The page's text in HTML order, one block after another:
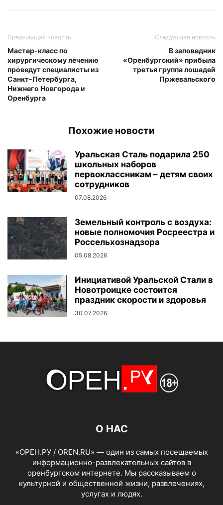
Предыдущая новость
Мастер-класс по
хирургическому лечению
проведут специалисты из
Санкт-Петербурга,
Нижнего Новгорода и
Оренбурга
Следующая новость
В заповедник
«Оренбургский» прибыла
третья группа лошадей
Пржевальского
Похожие новости
Уральская Сталь подарила 250
школьных наборов
первоклассникам – детям своих
сотрудников
07.08.2026
Земельный контроль с воздуха:
новые полномочия Росреестра и
Россельхознадзора
05.08.2026
Инициативой Уральской Стали в
Новотроицке состоится
праздник скорости и здоровья
30.07.2026
О НАС
«ОРЕН.РУ / OREN.RU» — один из самых посещаемых
информационно-развлекательных сайтов в
оренбургском интернете. Мы рассказываем о
культурной и общественной жизни, развлечениях,
услугах и людях.